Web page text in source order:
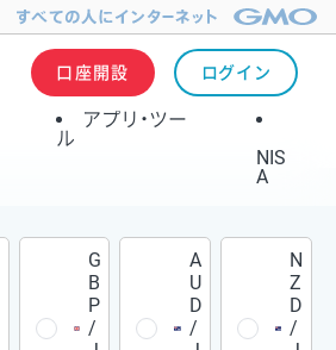
口座開設 ログイン
アプリ・ツー
ル
NIS
A
G
B
P
/
A
U
D
/
N
Z
D
/